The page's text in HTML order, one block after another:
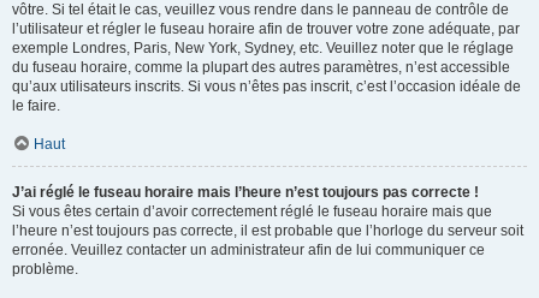
vôtre. Si tel était le cas, veuillez vous rendre dans le panneau de contrôle de
l’utilisateur et régler le fuseau horaire afin de trouver votre zone adéquate, par
exemple Londres, Paris, New York, Sydney, etc. Veuillez noter que le réglage
du fuseau horaire, comme la plupart des autres paramètres, n’est accessible
qu’aux utilisateurs inscrits. Si vous n’êtes pas inscrit, c’est l’occasion idéale de
le faire.
Haut
J’ai réglé le fuseau horaire mais l’heure n’est toujours pas correcte !
Si vous êtes certain d’avoir correctement réglé le fuseau horaire mais que
l’heure n’est toujours pas correcte, il est probable que l’horloge du serveur soit
erronée. Veuillez contacter un administrateur afin de lui communiquer ce
problème.